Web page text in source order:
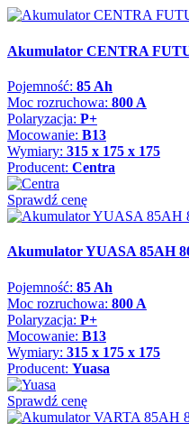
Akumulator CENTRA
Pojemność: 85 Ah
Moc rozruchowa: 800 A
Polaryzacja: P+
Mocowanie: B13
Wymiary: 315 x 175 x 175
Producent: Centra
Sprawdź cenę
Akumulator YUASA 85AH
Pojemność: 85 Ah
Moc rozruchowa: 800 A
Polaryzacja: P+
Mocowanie: B13
Wymiary: 315 x 175 x 175
Producent: Yuasa
Sprawdź cenę